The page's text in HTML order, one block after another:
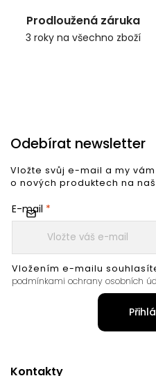
Prodloužená záruka
3 roky na všechno zboží
Kontakty
Odebírat newsletter
Vložte svůj e-mail a my
o nových produktech na
E-mail
Vložením e-mailu
podmínkami ochrany osobních